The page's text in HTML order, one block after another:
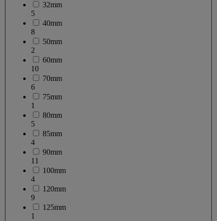
32mm
5
40mm
8
50mm
2
60mm
10
70mm
6
75mm
1
80mm
5
85mm
4
90mm
11
100mm
4
120mm
9
125mm
1